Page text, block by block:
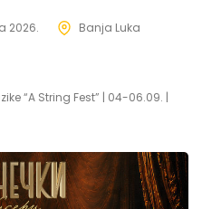
2026. Banja Luka
“A String Fest” | 04-06.09. |